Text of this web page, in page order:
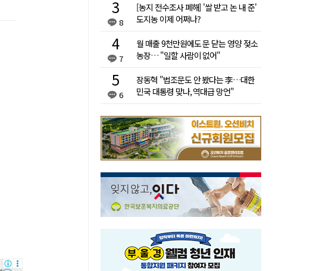
8
[농지 전수조사 폐해] '쌀 받고 논 내 준'
도지농 이제 어쩌나?
7
월 매출 9천만원에도 문 닫는 영양 젖소
농장… "일할 사람이 없어"
6
장동혁 "법조문도 안 봤다는 李…대한
민국 대통령 맞나, 역대급 망언"